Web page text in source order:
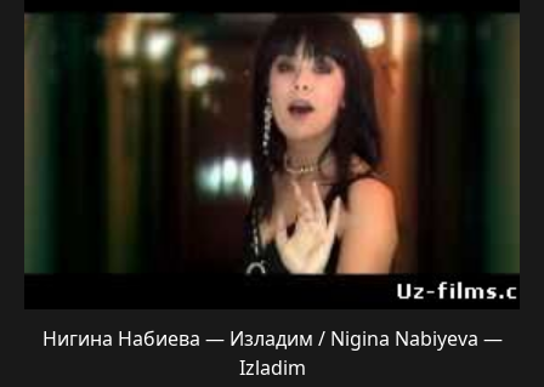
Нигина Набиева — Изладим / Nigina Nabiyeva —
Izladim